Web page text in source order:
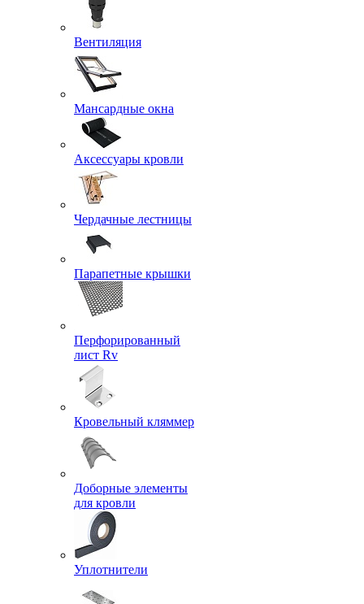
Вентиляция
Мансардные окна
Аксессуары кровли
Чердачные лестницы
Парапетные крышки
Перфорированный
лист Rv
Кровельный кляммер
Доборные элементы
для кровли
Уплотнители